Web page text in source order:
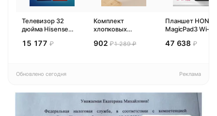
Телевизор 32
дюйма Hisense
Смарт ТВ HD
15 177 ₽
Комплект
хлопковых
полотенец 4 шт,
902₽1 289 ₽
Планшет
MagicPad3 Wi-Fi,
Snapdragon 8,
47 638 ₽
Обновлено сегодня Реклама